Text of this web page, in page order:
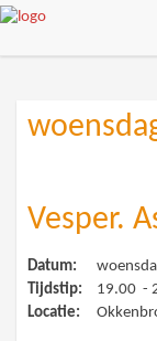
Vesper.
Datum:
Tijdstip:
19.00 -
Locatie: